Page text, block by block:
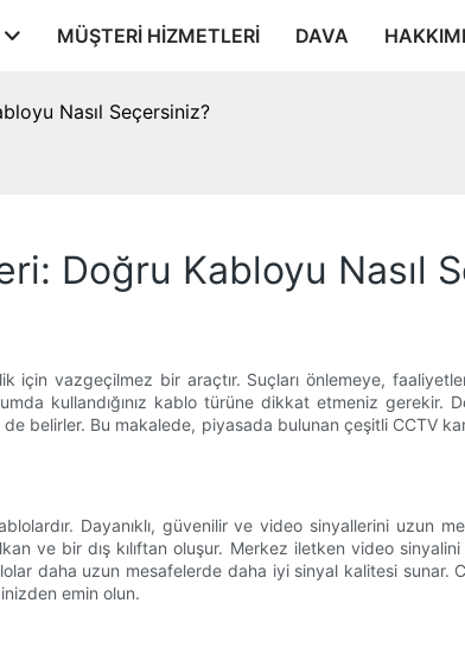
MÜŞTERI HIZMETLERI DAVA
Nasıl Seçersiniz?
Doğru Kabloyu Nasıl
vazgeçilmez bir araçtır. Suçları önlemeye,
kullandığınız kablo türüne dikkat etmeniz gerekir.
belirler. Bu makalede, piyasada bulunan çeşitli CCTV
Dayanıklı, güvenilir ve video sinyallerini uzun
ve bir dış kılıftan oluşur. Merkez iletken video
daha uzun mesafelerde daha iyi sinyal kalitesi
emin olun.